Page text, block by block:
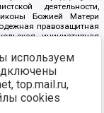
деятельности,
Божией Матери
правозащитная
инициативная
республика Русь,
свобода, W.H.С., Фалунь
Новокузнецк/РПК,
Фонд защиты прав
округа г.
используем
top.mail.ru,
cookies